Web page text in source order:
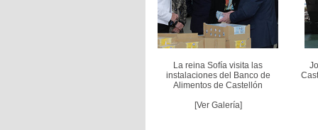
La reina Sofía visita las
instalaciones del Banco de
Alimentos de Castellón
[Ver Galería]